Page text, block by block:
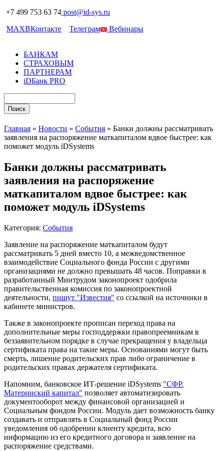
+7 499 753 63 74 post@id-sys.ru
MAXВКонтакте Телеграм Вебинары
БАНКАМ
СТРАХОВЫМ
ПАРТНЕРАМ
iDБанк PRO
Главная » Новости » События » Банки должны рассматривать
заявления на распоряжение маткапиталом вдвое быстрее: как
поможет модуль iDSystems
Банки должны рассматривать
заявления на распоряжение
маткапиталом вдвое быстрее: как
поможет модуль iDSystems
Категория: События
Заявление на распоряжение маткапиталом будут
рассматривать 5 дней вместо 10, а межведомственное
взаимодействие Социального фонда России с другими
организациями не должно превышать 48 часов. Поправки в
разработанный Минтрудом законопроект одобрила
правительственная комиссия по законопроектной
деятельности, пишут "Известия" со ссылкой на источники в
кабинете министров.
Также в законопроекте прописан переход права на
дополнительные меры господдержки правопреемникам в
беззаявительном порядке в случае прекращения у владельца
сертификата права на такие меры. Основаниями могут быть
смерть, лишение родительских прав либо ограничение в
родительских правах держателя сертификата.
Напомним, банковское ИТ-решение iDSystems "СФР.
Материнский капитал" позволяет автоматизировать
документооборот между финансовой организацией и
Социальным фондом России. Модуль дает возможность банку
создавать и отправлять в Социальный фонд России
уведомления об одобрении клиенту кредита, всю
информацию из его кредитного договора и заявление на
распоряжение средствами.